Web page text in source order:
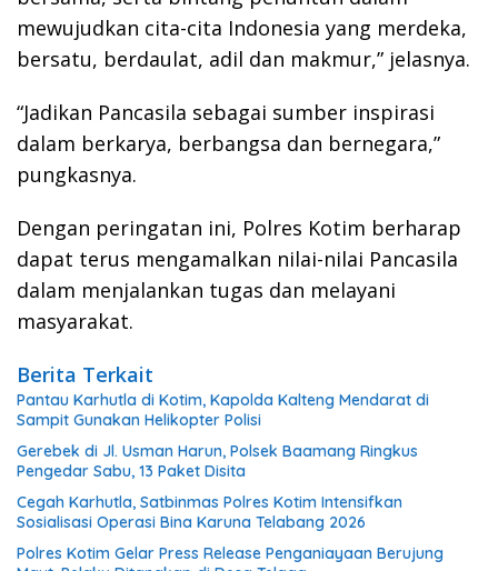
mewujudkan cita-cita Indonesia yang merdeka,
bersatu, berdaulat, adil dan makmur,” jelasnya.
“Jadikan Pancasila sebagai sumber inspirasi
dalam berkarya, berbangsa dan bernegara,”
pungkasnya.
Dengan peringatan ini, Polres Kotim berharap
dapat terus mengamalkan nilai-nilai Pancasila
dalam menjalankan tugas dan melayani
masyarakat.
Berita Terkait
Pantau Karhutla di Kotim, Kapolda Kalteng Mendarat di
Sampit Gunakan Helikopter Polisi
Gerebek di Jl. Usman Harun, Polsek Baamang Ringkus
Pengedar Sabu, 13 Paket Disita
Cegah Karhutla, Satbinmas Polres Kotim Intensifkan
Sosialisasi Operasi Bina Karuna Telabang 2026
Polres Kotim Gelar Press Release Penganiayaan Berujung